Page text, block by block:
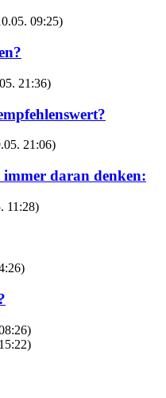
09:25)
21:36)
21:06)
daran denken:
11:28)